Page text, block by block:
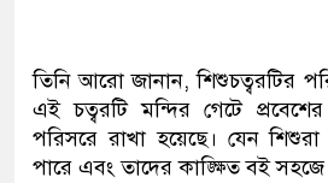
তিনি আরো জানান, শিশুচত্বরটির
এই চত্বরটি মন্দির গেটে
পরিসরে রাখা হয়েছে। যেন
পারে এবং তাদের কাঙ্ক্ষিত বই